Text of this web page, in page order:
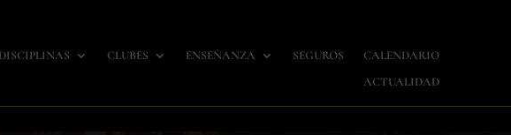
DISCIPLINAS CLUBES ENSEÑANZA SEGUROS
CALENDARIO
ACTUALIDAD